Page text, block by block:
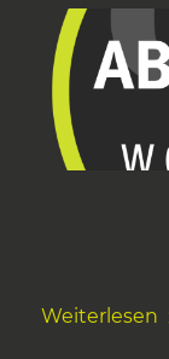
Weiterlesen